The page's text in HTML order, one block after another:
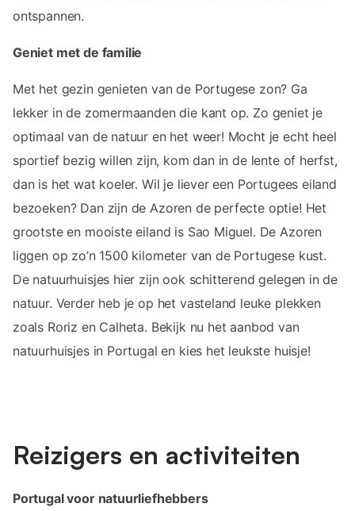
ontspannen.
Geniet met de familie
Met het gezin genieten van de Portugese zon? Ga
lekker in de zomermaanden die kant op. Zo geniet je
optimaal van de natuur en het weer! Mocht je echt heel
sportief bezig willen zijn, kom dan in de lente of herfst,
dan is het wat koeler. Wil je liever een Portugees eiland
bezoeken? Dan zijn de Azoren de perfecte optie! Het
grootste en mooiste eiland is Sao Miguel. De Azoren
liggen op zo’n 1500 kilometer van de Portugese kust.
De natuurhuisjes hier zijn ook schitterend gelegen in de
natuur. Verder heb je op het vasteland leuke plekken
zoals Roriz en Calheta. Bekijk nu het aanbod van
natuurhuisjes in Portugal en kies het leukste huisje!
Reizigers en activiteiten
Portugal voor natuurliefhebbers